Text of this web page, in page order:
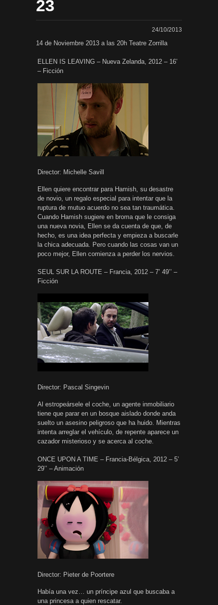
23
24/10/2013
14 de Noviembre 2013 a las 20h Teatre Zorrilla
ELLEN IS LEAVING – Nueva Zelanda, 2012 – 16’
– Ficción
Director: Michelle Savill
Ellen quiere encontrar para Hamish, su desastre
de novio, un regalo especial para intentar que la
ruptura de mutuo acuerdo no sea tan traumática.
Cuando Hamish sugiere en broma que le consiga
una nueva novia, Ellen se da cuenta de que, de
hecho, es una idea perfecta y empieza a buscarle
la chica adecuada. Pero cuando las cosas van un
poco mejor, Ellen comienza a perder los nervios.
SEUL SUR LA ROUTE – Francia, 2012 – 7’ 49’’ –
Ficción
Director: Pascal Singevin
Al estropeársele el coche, un agente inmobiliario
tiene que parar en un bosque aislado donde anda
suelto un asesino peligroso que ha huido. Mientras
intenta arreglar el vehículo, de repente aparece un
cazador misterioso y se acerca al coche.
ONCE UPON A TIME – Francia-Bélgica, 2012 – 5’
29’’ – Animación
Director: Pieter de Poortere
Había una vez… un príncipe azul que buscaba a
una princesa a quien rescatar.